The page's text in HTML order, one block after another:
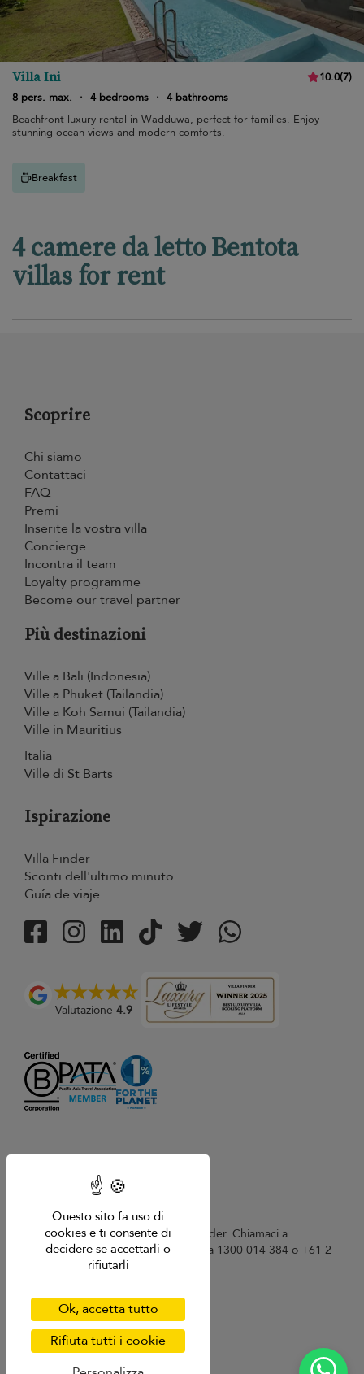
Villa Ini 10.0(7)
8 pers. max.
· 4 bedrooms · 4 bathrooms
Beachfront luxury rental in Wadduwa, perfect for families. Enjoy
stunning ocean views and modern comforts.
Breakfast
4 camere da letto Bentota
villas for rent
Scoprire
Chi siamo
Contattaci
FAQ
Premi
Inserite la vostra villa
Concierge
Incontra il team
Loyalty programme
Become our travel partner
Più destinazioni
Ville a Bali (Indonesia)
Ville a Phuket (Tailandia)
Ville a Koh Samui (Tailandia)
Ville in Mauritius
Italia
Ville di St Barts
Ispirazione
Villa Finder
Sconti dell'ultimo minuto
Guía de viaje
Valutazione 4.9
USD $ it Italiano
Copyright © 2026 Sri Lanka Villa Finder. Chiamaci a
Singapore +65 6871 8993 / Australia 1300 014 384 o +61 2
Informativa sulla privacy
Cookies
Mappa del sito
Questo sito fa uso di
cookies e ti consente di
decidere se accettarli o
rifiutarli
Ok, accetta tutto
Rifiuta tutti i cookie